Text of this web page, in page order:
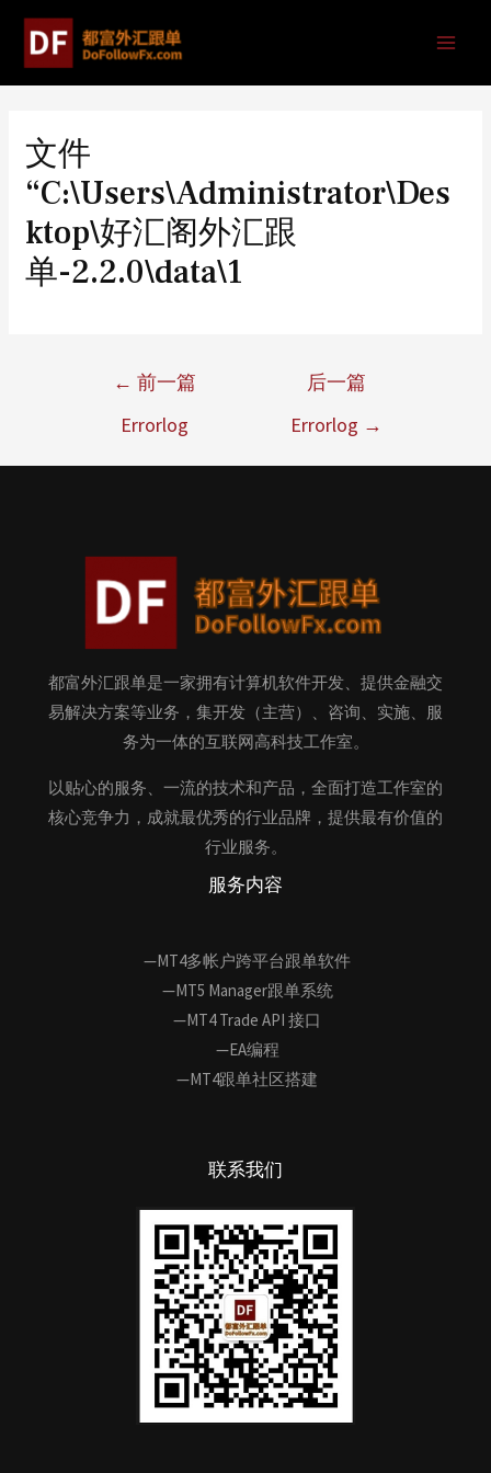
文件
“C:\Users\Administrator\Des
ktop\好汇阁外汇跟
单-2.2.0\data\1
← 前一篇
Errorlog
后一篇
Errorlog →
都富外汇跟单是一家拥有计算机软件开发、提供金融交
易解决方案等业务，集开发（主营）、咨询、实施、服
务为一体的互联网高科技工作室。
以贴心的服务、一流的技术和产品，全面打造工作室的
核心竞争力，成就最优秀的行业品牌，提供最有价值的
行业服务。
服务内容
—MT4多帐户跨平台跟单软件
—MT5 Manager跟单系统
—MT4 Trade API 接口
—EA编程
—MT4跟单社区搭建
联系我们